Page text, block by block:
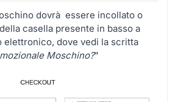
dovrà essere incollato o
casella presente in basso a
elettronico, dove vedi la scritta
Moschino?"